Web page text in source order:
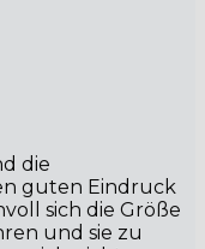
die
guten Eindruck
sich die Größe
und sie zu